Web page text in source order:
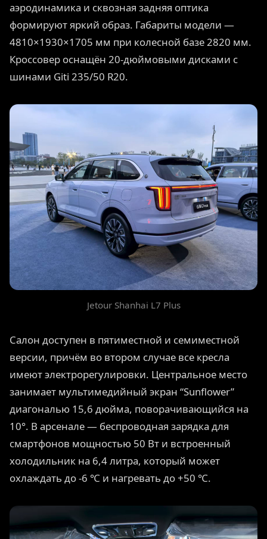
аэродинамика и сквозная задняя оптика
формируют яркий образ. Габариты модели —
4810×1930×1705 мм при колесной базе 2820 мм.
Кроссовер оснащён 20-дюймовыми дисками с
шинами Giti 235/50 R20.
Jetour Shanhai L7 Plus
Салон доступен в пятиместной и семиместной
версии, причём во втором случае все кресла
имеют электрорегулировки. Центральное место
занимает мультимедийный экран “Sunflower”
диагональю 15,6 дюйма, поворачивающийся на
10°. В арсенале — беспроводная зарядка для
смартфонов мощностью 50 Вт и встроенный
холодильник на 6,4 литра, который может
охлаждать до -6 ℃ и нагревать до +50 ℃.